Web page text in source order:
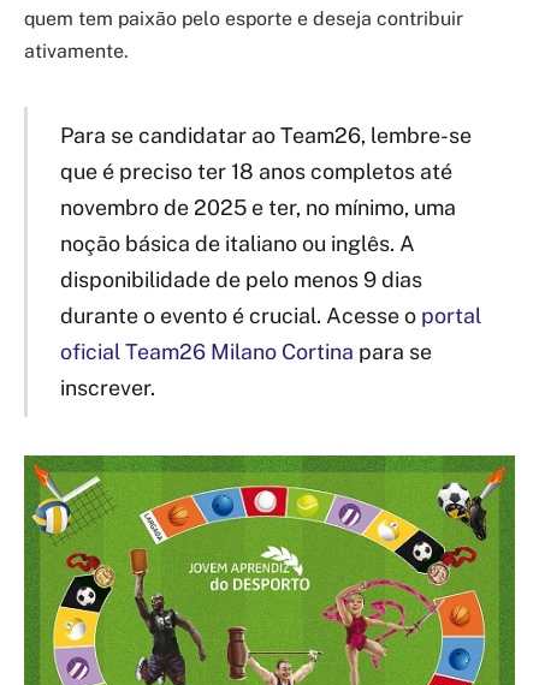
quem tem paixão pelo esporte e deseja contribuir
ativamente.
Para se candidatar ao Team26, lembre-se
que é preciso ter 18 anos completos até
novembro de 2025 e ter, no mínimo, uma
noção básica de italiano ou inglês. A
disponibilidade de pelo menos 9 dias
durante o evento é crucial. Acesse o portal
oficial Team26 Milano Cortina para se
inscrever.